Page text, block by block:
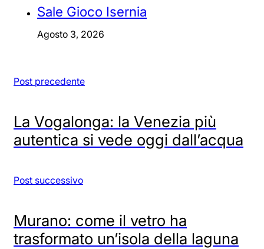
Sale Gioco Isernia
Agosto 3, 2026
Post precedente
La Vogalonga: la Venezia più
autentica si vede oggi dall’acqua
Post successivo
Murano: come il vetro ha
trasformato un’isola della laguna